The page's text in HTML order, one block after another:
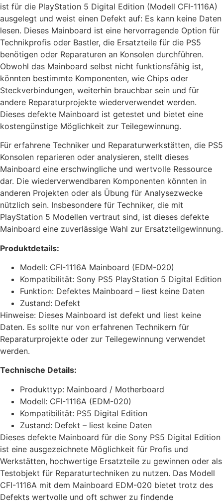
ist für die PlayStation 5 Digital Edition (Modell CFI-1116A)
ausgelegt und weist einen Defekt auf: Es kann keine Daten
lesen. Dieses Mainboard ist eine hervorragende Option für
Technikprofis oder Bastler, die Ersatzteile für die PS5
benötigen oder Reparaturen an Konsolen durchführen.
Obwohl das Mainboard selbst nicht funktionsfähig ist,
könnten bestimmte Komponenten, wie Chips oder
Steckverbindungen, weiterhin brauchbar sein und für
andere Reparaturprojekte wiederverwendet werden.
Dieses defekte Mainboard ist getestet und bietet eine
kostengünstige Möglichkeit zur Teilegewinnung.
Für erfahrene Techniker und Reparaturwerkstätten, die PS5
Konsolen reparieren oder analysieren, stellt dieses
Mainboard eine erschwingliche und wertvolle Ressource
dar. Die wiederverwendbaren Komponenten könnten in
anderen Projekten oder als Übung für Analysezwecke
nützlich sein. Insbesondere für Techniker, die mit
PlayStation 5 Modellen vertraut sind, ist dieses defekte
Mainboard eine zuverlässige Wahl zur Ersatzteilgewinnung.
Produktdetails:
Modell: CFI-1116A Mainboard (EDM-020)
Kompatibilität: Sony PS5 PlayStation 5 Digital Edition
Funktion: Defektes Mainboard – liest keine Daten
Zustand: Defekt
Hinweise: Dieses Mainboard ist defekt und liest keine
Daten. Es sollte nur von erfahrenen Technikern für
Reparaturprojekte oder zur Teilegewinnung verwendet
werden.
Technische Details:
Produkttyp: Mainboard / Motherboard
Modell: CFI-1116A (EDM-020)
Kompatibilität: PS5 Digital Edition
Zustand: Defekt – liest keine Daten
Dieses defekte Mainboard für die Sony PS5 Digital Edition
ist eine ausgezeichnete Möglichkeit für Profis und
Werkstätten, hochwertige Ersatzteile zu gewinnen oder als
Testobjekt für Reparaturtechniken zu nutzen. Das Modell
CFI-1116A mit dem Mainboard EDM-020 bietet trotz des
Defekts wertvolle und oft schwer zu findende